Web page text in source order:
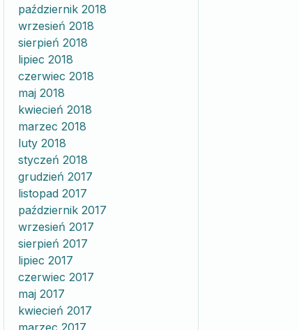
październik 2018
wrzesień 2018
sierpień 2018
lipiec 2018
czerwiec 2018
maj 2018
kwiecień 2018
marzec 2018
luty 2018
styczeń 2018
grudzień 2017
listopad 2017
październik 2017
wrzesień 2017
sierpień 2017
lipiec 2017
czerwiec 2017
maj 2017
kwiecień 2017
marzec 2017